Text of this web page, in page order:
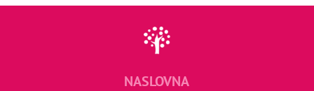
NASLOVNA